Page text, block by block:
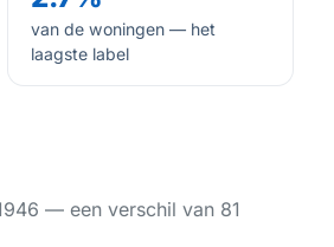
van de woningen — het
laagste label
— een verschil van 81